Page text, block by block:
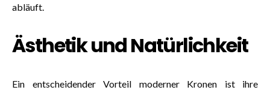
abläuft.
Ästhetik und Natürlichkeit
Ein entscheidender Vorteil moderner Kronen ist ihre